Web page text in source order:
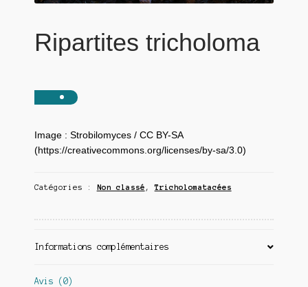
Ripartites tricholoma
Image : Strobilomyces / CC BY-SA
(https://creativecommons.org/licenses/by-sa/3.0)
Catégories : Non classé ,Tricholomatacées
Informations complémentaires
Avis (0)